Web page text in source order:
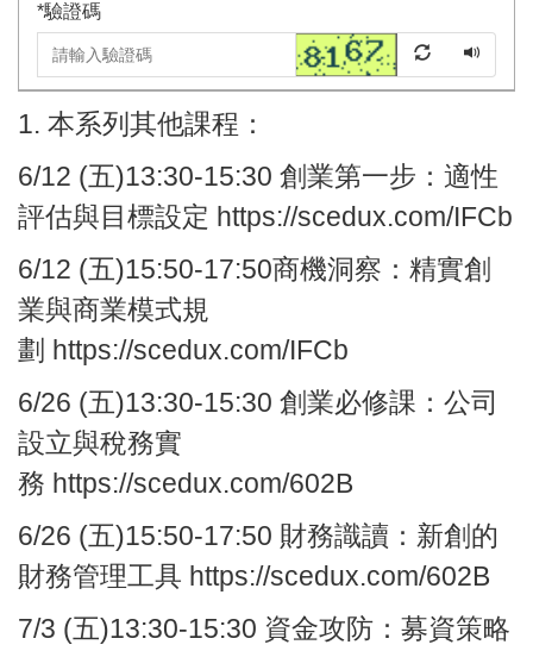
*驗證碼
1. 本系列其他課程：
6/12 (五)13:30-15:30 創業第一步： 適性
評估與目標設定 https://scedux.com/IFCb
6/12 (五)15:50-17:50商機洞察： 精實創
業與商業模式規
劃 https://scedux.com/IFCb
6/26 (五)13:30-15:30 創業必修課： 公司
設立與稅務實
務 https://scedux.com/602B
6/26 (五)15:50-17:50 財務識讀： 新創的
財務管理工具 https://scedux.com/602B
7/3 (五)13:30-15:30 資金攻防：募資策略